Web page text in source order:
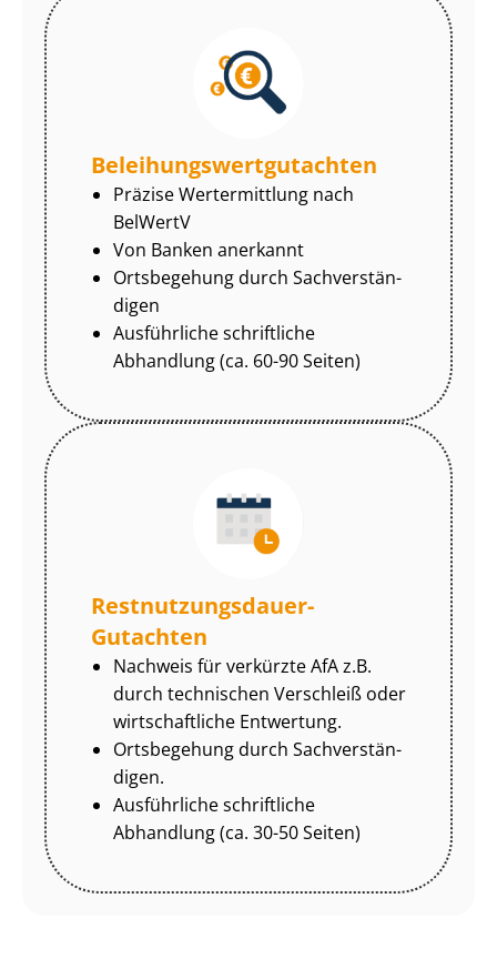
Be­lei­hungs­wert­gut­ach­ten
Präzise Wertermittlung nach
BelWertV
Von Banken anerkannt
Ortsbegehung durch Sach­ver­stän­
di­gen
Ausführliche schriftliche
Abhandlung (ca. 60-90 Seiten)
Rest­nut­zungs­dau­er-
Gutachten
Nachweis für verkürzte AfA z.B.
durch technischen Verschleiß oder
wirtschaftliche Entwertung.
Ortsbegehung durch Sach­ver­stän­
di­gen.
Ausführliche schriftliche
Abhandlung (ca. 30-50 Seiten)